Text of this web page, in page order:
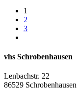
1
2
3
vhs Schrobenhausen
Lenbachstr. 22
86529 Schrobenhausen